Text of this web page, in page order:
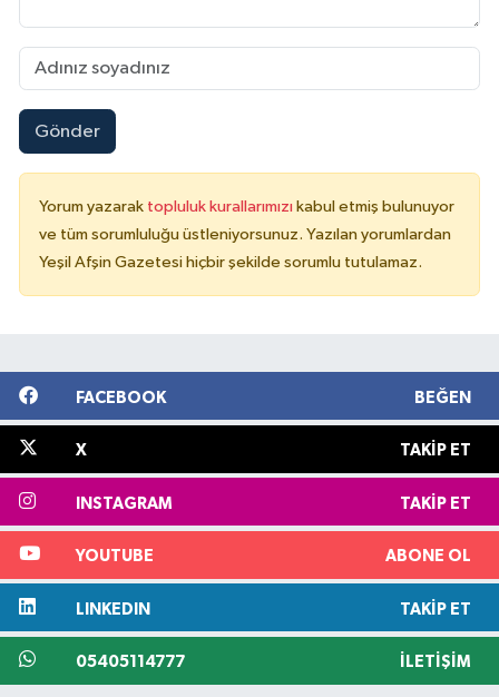
Gönder
Yorum yazarak topluluk kurallarımızı kabul etmiş bulunuyor
ve tüm sorumluluğu üstleniyorsunuz. Yazılan yorumlardan
Yeşil Afşin Gazetesi hiçbir şekilde sorumlu tutulamaz.
FACEBOOK BEĞEN
X TAKIP ET
INSTAGRAM TAKIP ET
YOUTUBE ABONE OL
LINKEDIN TAKIP ET
05405114777 İLETIŞIM